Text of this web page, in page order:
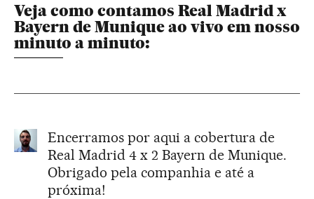
Veja como contamos Real Madrid x
Bayern de Munique ao vivo em nosso
minuto a minuto:
Encerramos por aqui a cobertura de
Real Madrid 4 x 2 Bayern de Munique.
Obrigado pela companhia e até a
próxima!